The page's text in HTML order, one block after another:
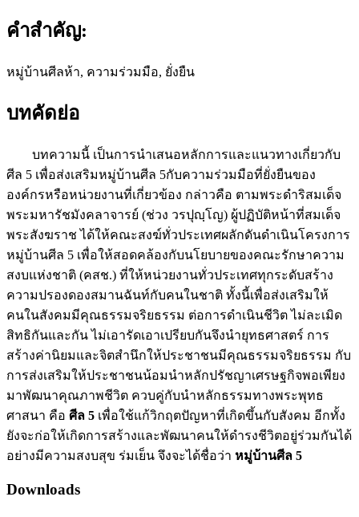
คำสำคัญ:
หมู่บ้านศีลห้า, ความร่วมมือ, ยั่งยืน
บทคัดย่อ
บทความนี้ เป็นการนำเสนอหลักการและแนวทางเกี่ยวกับ
ศีล 5 เพื่อส่งเสริมหมู่บ้านศีล 5กับความร่วมมือที่ยั่งยืนของ
องค์กรหรือหน่วยงานที่เกี่ยวข้อง กล่าวคือ ตามพระดำริสมเด็จ
พระมหารัชมังคลาจารย์ (ช่วง วรปุญฺโญ) ผู้ปฏิบัติหน้าที่สมเด็จ
พระสังฆราช ได้ให้คณะสงฆ์ทั่วประเทศผลักดันดำเนินโครงการ
หมู่บ้านศีล 5 เพื่อให้สอดคล้องกับนโยบายของคณะรักษาความ
สงบแห่งชาติ (คสช.) ที่ให้หน่วยงานทั่วประเทศทุกระดับสร้าง
ความปรองดองสมานฉันท์กับคนในชาติ ทั้งนี้เพื่อส่งเสริมให้
คนในสังคมมีคุณธรรมจริยธรรม ต่อการดำเนินชีวิต ไม่ละเมิด
สิทธิกันและกัน ไม่เอารัดเอาเปรียบกันจึงนำยุทธศาสตร์ การ
สร้างค่านิยมและจิตสำนึกให้ประชาชนมีคุณธรรมจริยธรรม กับ
การส่งเสริมให้ประชาชนน้อมนำหลักปรัชญาเศรษฐกิจพอเพียง
มาพัฒนาคุณภาพชีวิต ควบคู่กับนำหลักธรรมทางพระพุทธ
ศาสนา คือ ศีล 5 เพื่อใช้แก้วิกฤตปัญหาที่เกิดขึ้นกับสังคม อีกทั้ง
ยังจะก่อให้เกิดการสร้างและพัฒนาคนให้ดำรงชีวิตอยู่ร่วมกันได้
อย่างมีความสงบสุข ร่มเย็น จึงจะได้ชื่อว่า หมู่บ้านศีล 5
Downloads